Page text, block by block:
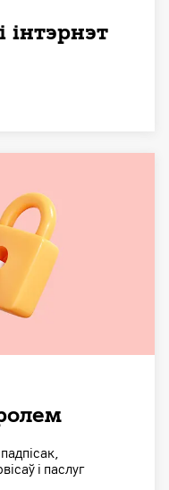
інтэрнэт
і паслуг